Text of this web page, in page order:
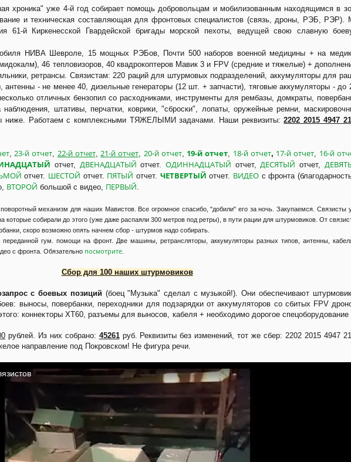
хроника" уже 4-й год собирает помощь добровольцам и мобилизованным находящимся в
и техническая составляющая для фронтовых специалистов (связь, дроны, РЭБ, РЭР).
61-й Киркенесской Гвардейской бригады морской пехоты, ведущей свою славную
НИВА Шевроле, 15 мощных РЭБов, Почти 500 наборов военной медицины + на
46 тепловизоров, 40 квадрокоптеров Мавик 3 и FPV (средние и тяжелые) +
ретрансы. Связистам: 220 раций для штурмовых подразделений, аккумуляторы для
антенны - не менее 40, дизельные генераторы (12 шт. + запчасти), тяговые аккумуляторы - до
отличных бензопил со расходниками, инструменты для рембазы, домкраты,
наблюдения, штативы, перчатки, коврики, "сброски", лопаты, оружейные ремни,
ниже. Работаем с комплексными ТЯЖЕЛЫМИ задачами. Наши реквизиты:2202 2015 4947
,23-й отчет, 22-й отчет,21-й отчет, 20-й отчет, 19-й отчет, 18-й отчет, 17-й отчет, 16-й
отчет, ДВЕНАДЦАТЫЙ отчет. ОДИННАДЦАТЫЙ отчет,ДЕСЯТЫЙ отчет,
отчет. ШЕСТОЙ отчет. ПЯТЫЙ отчет. ЧЕТВЕРТЫЙ отчет. ВИДЕОс фронта
ВТОРОЙ большой с видео, ПЕРВЫЙ.
механизм для наших Мавистов. Все огромное спасибо, "добили" его за ночь. Закупаемся. Связисты
которые собирали до этого (уже даже распаяли 300 метров под ретры), в пути рации для штурмовиков. От
скоро возможно опять начнем сбор - штурмов надо собирать.
гум. помощи на фронт. Две машины, ретрансляторы, аккумуляторы разных типов, антенны,
с фронта. Обязательно посмотрите.
Сбор для 100 наших штурмовиков
с боевых позиций (боец "Музыка" сделал с музыкой!). Они обеспечивают
выносы, повербанки, переходники для подзарядки от аккумуляторов со сбитых FPV
коннекторы XT60, разъемы для выносов, кабеля + необходимо дорогое спецоборудование
рублей. Из них собрано: 45261руб. Реквизиты без изменений, тот же сбер: 2202 2015 4947
направление под Покровском! Не фигура речи.